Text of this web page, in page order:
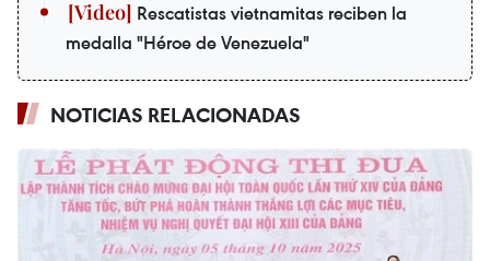
Rescatistas vietnamitas reciben la
medalla "Héroe de Venezuela"
NOTICIAS RELACIONADAS